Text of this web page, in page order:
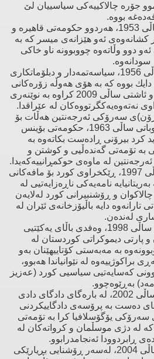
جۆرە چالاكییەكی سیاسییان لێ
بووە.
- ڕۆژی 12ی شوباتی ساڵی 1953، هەردوو حكومەتی قاهیرە ‌و
ئەو هێزانەی میسر كە بە
دوو وڵاتەوە چووبوونە ناو خاكی
سودانەوە.
- ڕۆژی 12ی شوباتی ساڵی 1956، سیاسەتمەدار ‌و دبلۆماتكاری
بووە كە بە هۆی هەوڵە زۆرەكانی
بۆ پێشخستنی دبلۆماتییەت ‌و ئاشتی ساڵی 2009 كراوە بە نوێنەری
نەتەوەیەكگرتووەكان لە عێراقدا.
سەرۆكی ئەرجەنتین هەڵات بۆ
ئیسپانیا، ڕۆژی 12ی شوباتی ساڵی 1963، حكومەتی بۆینس
كرد بیرۆنی ڕادەست بكاتەوە بە
بە تۆمەتی گەندەڵیی ‌و كوشتن ‌و
لە ماوەی حوكمڕانییەكەیدا.
- ڕۆژی 12ی شوباتی ساڵی 1997، ڕێكخراوی كورد بۆ مافەكانی
نامەیەكی ناڕەزایەتیی لە
‌و ڕۆشنبیرانی كورد لەلایەن
دایە باڵیۆزخانەی ئێران لە
لەندەن.
- ڕۆژی 12ی شوباتی ساڵی 1998، وەفدی باڵای یەكێتیی
پارتی دیموكراتی كوردستان لە
بە مەبەستی كۆتاییهێنان بەو
لە نێوانیاندا هەبوو،
كەسایەتیی سیاسیی كورد (عەزیز
بەڕێوەچوو.
- ڕۆژی 12ی شوباتی ساڵی 2002، لە بارەگای دادگای دادی
دەست بە پرۆسەی دادگاییكردنی
یۆگۆسلافیا كرا بە تۆمەتی
كە لە دژی موسڵمان ‌و كرواتەكان لە
ڕابردوودا ئەنجامدرابوو.
- ڕۆژی 12ی شوباتی ساڵی 2004، لەسەر ڕۆشنایی بڕیارێكی